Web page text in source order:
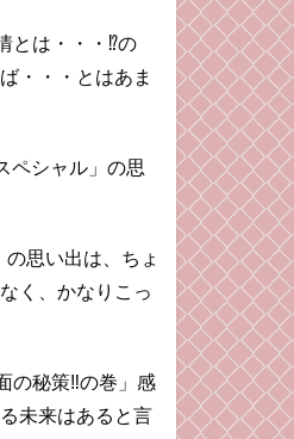
とは・・・⁉︎の
・・・とはあま
ペシャル」の思
思い出は、ちょ
く、かなりこっ
の秘策‼︎の巻」感
未来はあると言